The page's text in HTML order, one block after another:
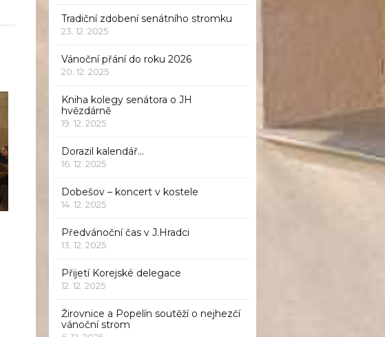
Tradiční zdobení senátního stromku
23. 12. 2025
Vánoční přání do roku 2026
20. 12. 2025
Kniha kolegy senátora o JH
hvězdárně
19. 12. 2025
Dorazil kalendář…
16. 12. 2025
Dobešov – koncert v kostele
14. 12. 2025
Předvánoční čas v J.Hradci
13. 12. 2025
Přijetí Korejské delegace
12. 12. 2025
Žirovnice a Popelín soutěží o nejhezčí
vánoční strom